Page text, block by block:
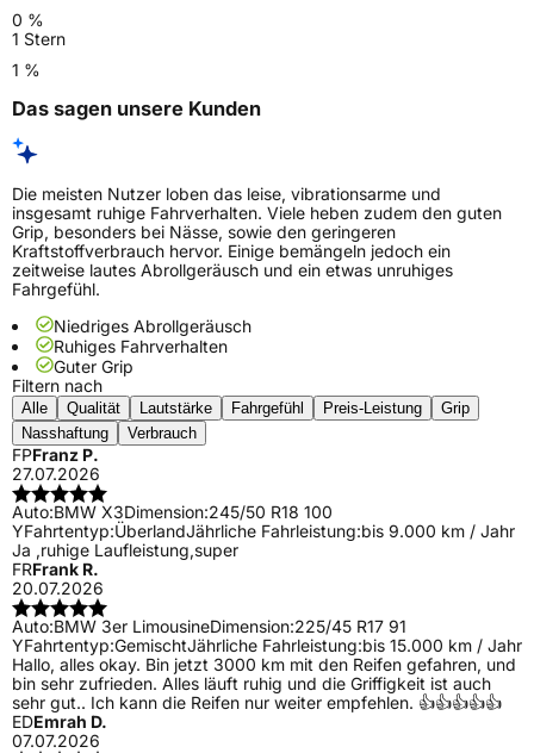
0 %
1 Stern
1 %
Das sagen unsere Kunden
Die meisten Nutzer loben das leise, vibrationsarme und
insgesamt ruhige Fahrverhalten. Viele heben zudem den guten
Grip, besonders bei Nässe, sowie den geringeren
Kraftstoffverbrauch hervor. Einige bemängeln jedoch ein
zeitweise lautes Abrollgeräusch und ein etwas unruhiges
Fahrgefühl.
Niedriges Abrollgeräusch
Ruhiges Fahrverhalten
Guter Grip
Filtern nach
Alle Qualität Lautstärke Fahrgefühl Preis-Leistung
Grip
Nasshaftung
Verbrauch
FPFranz P.
27.07.2026
Auto:BMW X3Dimension:245/50 R18 100
YFahrtentyp:ÜberlandJährliche Fahrleistung:bis 9.000 km / Jahr
Ja ,ruhige Laufleistung,super
FRFrank R.
20.07.2026
Auto:BMW 3er LimousineDimension:225/45 R17 91
YFahrtentyp:GemischtJährliche Fahrleistung:bis 15.000 km / Jahr
Hallo, alles okay. Bin jetzt 3000 km mit den Reifen gefahren, und
bin sehr zufrieden. Alles läuft ruhig und die Griffigkeit ist auch
sehr gut.. Ich kann die Reifen nur weiter empfehlen. 👍👍👍👍👍
EDEmrah D.
07.07.2026